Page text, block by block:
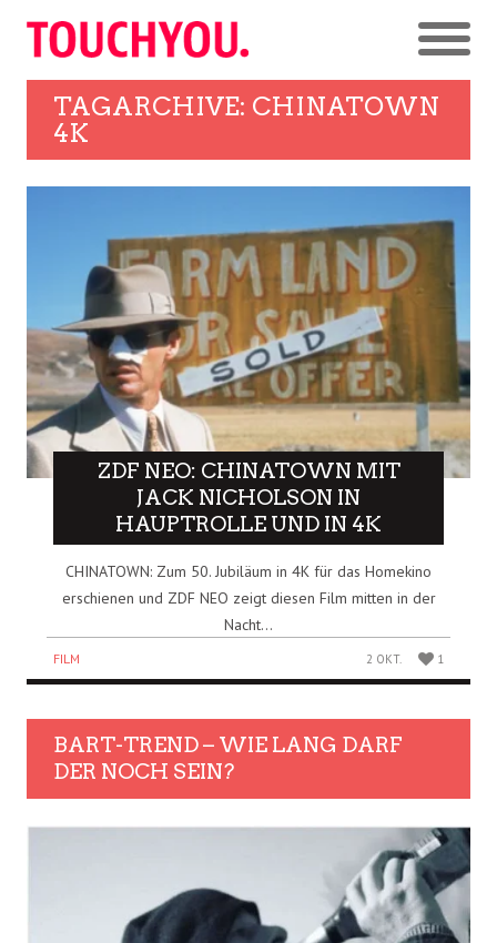
TAGARCHIVE: CHINATOWN
4K
ZDF NEO: CHINATOWN MIT
JACK NICHOLSON IN
HAUPTROLLE UND IN 4K
CHINATOWN: Zum 50. Jubiläum in 4K für das Homekino
erschienen und ZDF NEO zeigt diesen Film mitten in der
Nacht...
FILM 2 OKT. 1
BART-TREND – WIE LANG DARF
DER NOCH SEIN?